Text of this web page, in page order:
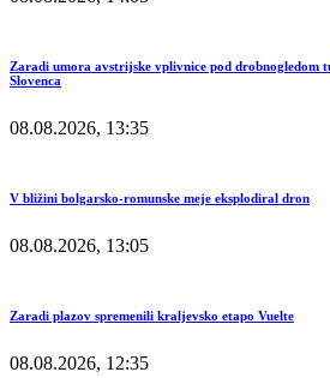
Zaradi umora avstrijske vplivnice pod drobnogledom
Slovenca
08.08.2026, 13:35
V bližini bolgarsko-romunske meje eksplodiral dron
08.08.2026, 13:05
Zaradi plazov spremenili kraljevsko etapo Vuelte
08.08.2026, 12:35